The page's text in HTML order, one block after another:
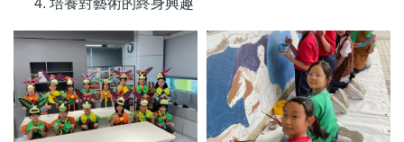
培養對藝術的終身興趣